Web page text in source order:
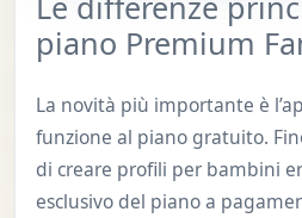
piano Premium
La novità più importante è
funzione al piano gratuito.
di creare profili per bambini
esclusivo del piano a